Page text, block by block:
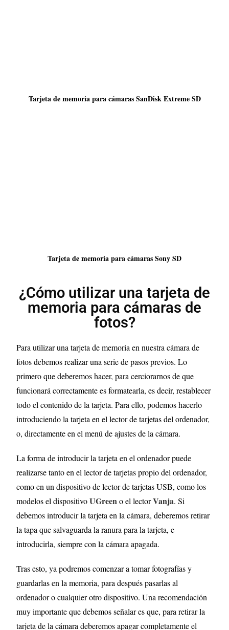
Tarjeta de memoria para cámaras SanDisk Extreme SD
Tarjeta de memoria para cámaras Sony SD
¿Cómo utilizar una tarjeta de
memoria para cámaras de
fotos?
Para utilizar una tarjeta de memoria en nuestra cámara de
fotos debemos realizar una serie de pasos previos. Lo
primero que deberemos hacer, para cerciorarnos de que
funcionará correctamente es formatearla, es decir, restablecer
todo el contenido de la tarjeta. Para ello, podemos hacerlo
introduciendo la tarjeta en el lector de tarjetas del ordenador,
o, directamente en el menú de ajustes de la cámara.
La forma de introducir la tarjeta en el ordenador puede
realizarse tanto en el lector de tarjetas propio del ordenador,
como en un dispositivo de lector de tarjetas USB, como los
modelos el dispositivoUGreen o el lectorVanja. Si
debemos introducir la tarjeta en la cámara, deberemos retirar
la tapa que salvaguarda la ranura para la tarjeta, e
introducirla, siempre con la cámara apagada.
Tras esto, ya podremos comenzar a tomar fotografías y
guardarlas en la memoria, para después pasarlas al
ordenador o cualquier otro dispositivo. Una recomendación
muy importante que debemos señalar es que, para retirar la
tarjeta de la cámara deberemos apagar completamente el